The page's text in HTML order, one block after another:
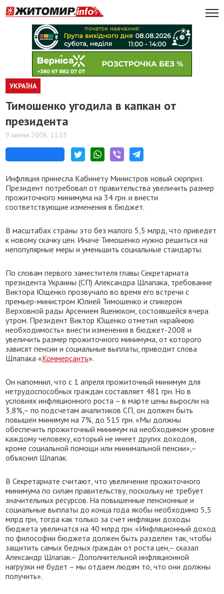
УКРАЇНА
Тимошенко угодила в капкан от
президента
9 квітня 2008, 11:55
Инфляция принесла Кабинету Министров новый сюрприз.
Президент потребовал от правительства увеличить размер
прожиточного минимума на 34 грн. и внести
соответствующие изменения в бюджет.
В масштабах страны это без малого 5,5 млрд, что приведет
к новому скачку цен. Иначе Тимошенко нужно решиться на
непопулярные меры и уменьшить социальные стандарты.
По словам первого заместителя главы Секретариата
президента Украины (СП) Александра Шлапака, требование
Виктора Ющенко прозвучало во время его встречи с
премьер-министром Юлией Тимошенко и спикером
Верховной рады Арсением Яценюком, состоявшейся вчера
утром. Президент Виктор Ющенко отметил «крайнюю
необходимость» внести изменения в бюджет-2008 и
увеличить размер прожиточного минимума, от которого
зависят пенсии и социальные выплаты, приводит слова
Шлапака «Коммерсантъ».
Он напомнил, что с 1 апреля прожиточный минимум для
нетрудоспособных граждан составляет 481 грн. Но в
условиях инфляционного роста – в марте цены выросли на
3,8%,– по подсчетам аналитиков СП, он должен быть
повышен минимум на 7%, до 515 грн. «Мы должны
обеспечить прожиточный минимум на необходимом уровне
каждому человеку, который не имеет других доходов,
кроме социальной помощи или минимальной пенсии»,–
объяснил Шлапак.
В Секретариате считают, что увеличение прожиточного
минимума по силам правительству, поскольку не требует
значительных ресурсов. На повышенные пенсионные и
социальные выплаты до конца года якобы необходимо 5,5
млрд грн, тогда как только за счет инфляции доходы
бюджета увеличатся на 40 млрд грн. «Инфляционный доход
по философии бюджета должен быть разделен так, чтобы
защитить самых бедных граждан от роста цен,– сказал
Александр Шлапак.– Дополнительной инфляционной
нагрузки не будет – мы отдаем людям то, что они должны
получить».